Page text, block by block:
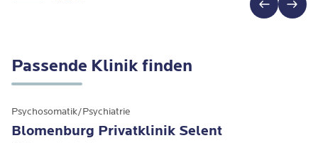
Passende Klinik finden
Psychosomatik/Psychiatrie
Blomenburg Privatklinik Selent